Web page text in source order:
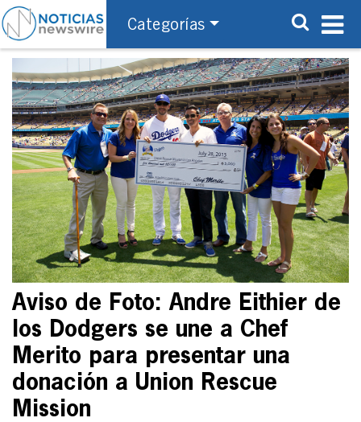
Categorías
Aviso de Foto: Andre Eithier de
los Dodgers se une a Chef
Merito para presentar una
donación a Union Rescue
Mission